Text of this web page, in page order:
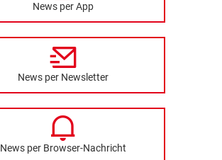
News per App
News per Newsletter
News per Browser-Nachricht